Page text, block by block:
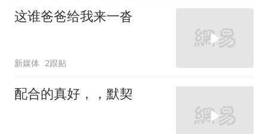
这谁爸爸给我来一沓
新媒体 2跟贴
配合的真好，，默契